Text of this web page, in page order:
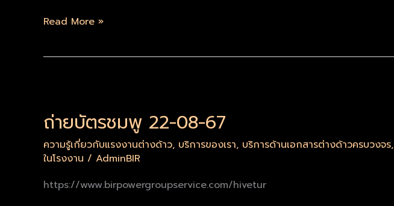
Read More »
ถ่ายบัตรชมพู 22-08-67
ความรู้เกี่ยวกับแรงงานต่างด้าว, บริการของเรา, บริการด้านเอกสารต่างด้าวครบวงจร,
ในโรงงาน / AdminBIR
https://www.birpowergroupservice.com/hivetur
ชมพู
08-
67